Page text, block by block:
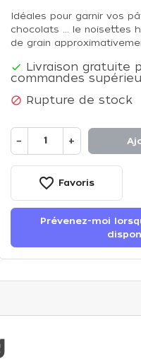
Idéales pour garnir vos
chocolats ... le noisettes
de grain
 Livraison gratuite
commandes
 Rupture de stock
− +
favorite_border Favoris
Prévenez-moi